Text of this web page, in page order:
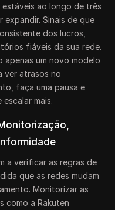
ao longo de três
expandir. Sinais de que
dos lucros,
fiáveis da sua rede.
apenas um novo modelo
ver atrasos no
faça uma pausa e
mais.
a verificar as regras de
que as redes mudam
Monitorizar as
como a Rakuten